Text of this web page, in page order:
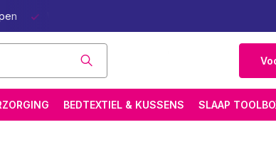
BEDTEXTIEL & KUSSENS SLAAP